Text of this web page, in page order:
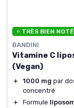
⭐ TRÈS BIEN NOTÉ
BANDINI
Vitamine C
(Vegan)
＋ 1000 mg par
concentré
＋
Formule